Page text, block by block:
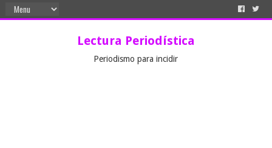
Lectura Periodística
Periodismo para incidir